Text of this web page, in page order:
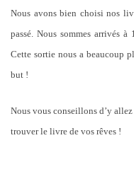
Nous avons bien choisi nos
passé. Nous sommes arrivés
Cette sortie nous a beaucoup
but !
Nous vous conseillons d’y
trouver le livre de vos rêves !